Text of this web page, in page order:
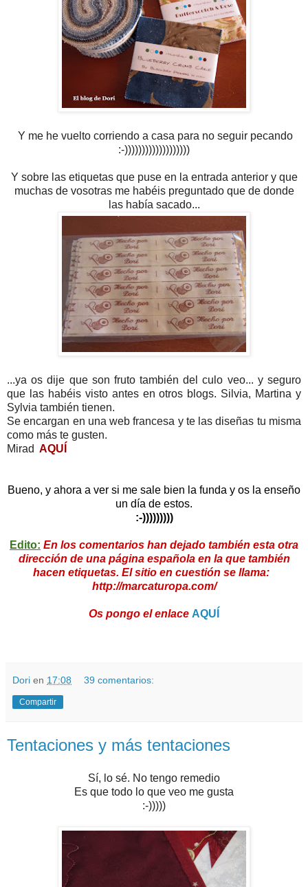
Y me he vuelto corriendo a casa para no seguir pecando
:-)))))))))))))))))))
Y sobre las etiquetas que puse en la entrada anterior y que
muchas de vosotras me habéis preguntado que de donde
las había sacado...
...ya os dije que son fruto también del culo veo... y seguro
que las habéis visto antes en otros blogs. Silvia, Martina y
Sylvia también tienen.
Se encargan en una web francesa y te las diseñas tu misma
como más te gusten.
Mirad AQUÍ
Bueno, y ahora a ver si me sale bien la funda y os la enseño
un día de estos.
:-)))))))))
Edito: En los comentarios han dejado también esta otra
dirección de una página española en la que también
hacen etiquetas. El sitio en cuestión se llama:
http://marcaturopa.com/
Os pongo el enlace AQUÍ
Dori en 17:08 39 comentarios:
Compartir
Tentaciones y más tentaciones
Sí, lo sé. No tengo remedio
Es que todo lo que veo me gusta
:-)))))